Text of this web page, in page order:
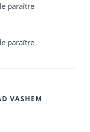
paraître
paraître
VASHEM